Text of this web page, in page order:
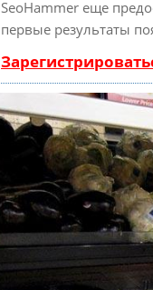
SeoHammer еще
первые результаты